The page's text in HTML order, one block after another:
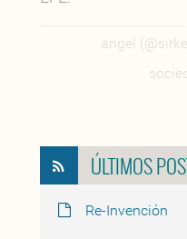
angel
ÚLTIMOS
Re-Invención